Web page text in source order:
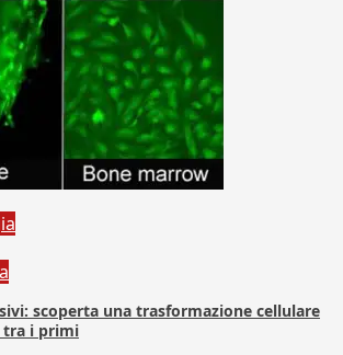
scoperta una trasformazione cellulare
tra i primi